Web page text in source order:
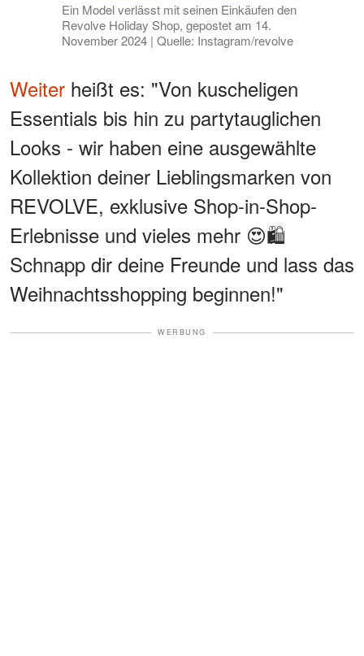
Ein Model verlässt mit seinen Einkäufen den
Revolve Holiday Shop, gepostet am 14.
November 2024 | Quelle: Instagram/revolve
Weiter heißt es: "Von kuscheligen
Essentials bis hin zu partytauglichen
Looks - wir haben eine ausgewählte
Kollektion deiner Lieblingsmarken von
REVOLVE, exklusive Shop-in-Shop-
Erlebnisse und vieles mehr 😍🛍️
Schnapp dir deine Freunde und lass das
Weihnachtsshopping beginnen!"
WERBUNG